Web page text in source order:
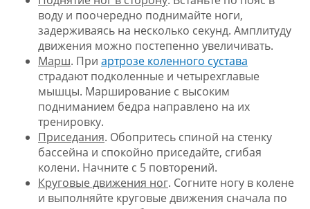
воду и поочередно поднимайте ноги,
задерживаясь на несколько секунд. Амплитуду
движения можно постепенно увеличивать.
Марш. При артрозе коленного сустава
страдают подколенные и четырехглавые
мышцы. Марширование с высоким
подниманием бедра направлено на их
тренировку.
Приседания. Обопритесь спиной на стенку
бассейна и спокойно приседайте, сгибая
колени. Начните с 5 повторений.
Круговые движения ног. Согните ногу в колене
и выполняйте круговые движения сначала по